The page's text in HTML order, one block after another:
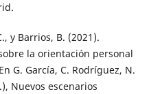
y Barrios, B. (2021).
la orientación personal
G. García, C. Rodríguez, N.
Nuevos escenarios